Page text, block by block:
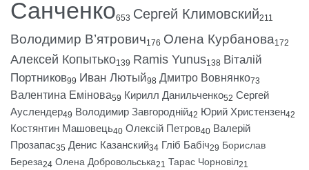
Санченко653 Сергей Климовский211
Володимир В’ятрович176 Олена Курбанова172
Алексей Копытько139 Ramis Yunus138 Віталій
Портников99 Иван Лютый98 Дмитро Вовнянко73
Валентина Емінова59 Кирилл Данильченко52 Сергей
Ауслендер49 Володимир Завгородній42 Юрий Христензен42
Костянтин Машовець40 Олексій Петров40 Валерій
Прозапас35 Денис Казанский34 Гліб Бабіч29 Борислав
Береза24 Олена Добровольська21 Тарас Чорновіл21